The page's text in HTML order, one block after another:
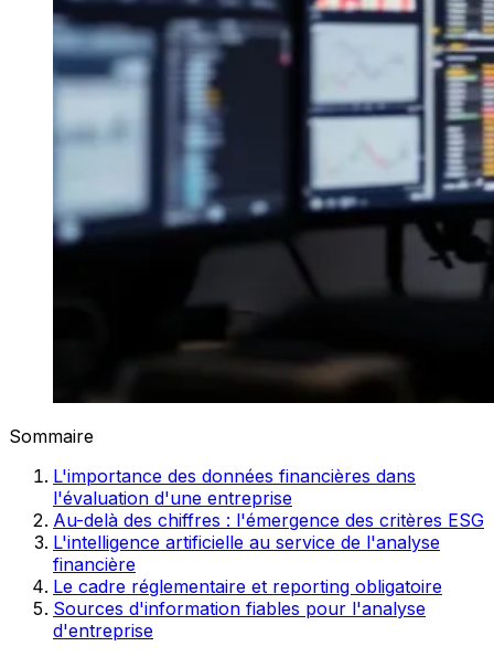
Sommaire
L'importance des données financières dans
l'évaluation d'une entreprise
Au-delà des chiffres : l'émergence des critères ESG
L'intelligence artificielle au service de l'analyse
financière
Le cadre réglementaire et reporting obligatoire
Sources d'information fiables pour l'analyse
d'entreprise